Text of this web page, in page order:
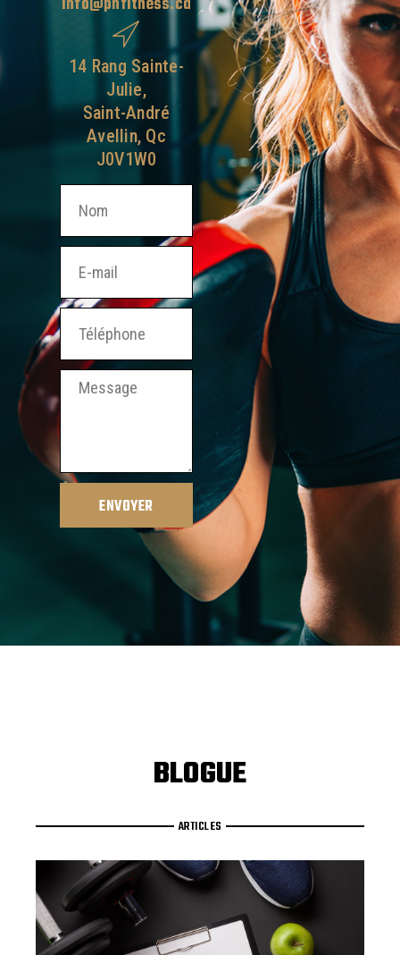
14 Rang Sainte-
Julie,
Saint-André
Avellin, Qc
J0V1W0
ENVOYER
BLOGUE
ARTICLES